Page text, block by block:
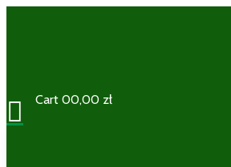
 Cart 00,00 zł